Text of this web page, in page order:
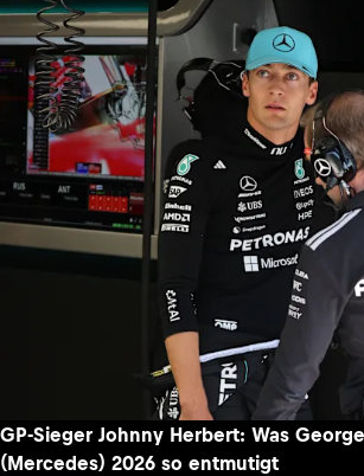
GP-Sieger Johnny Herbert: Was George
(Mercedes) 2026 so entmutigt